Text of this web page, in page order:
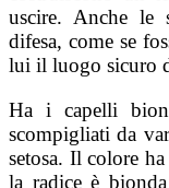
uscire. Anche le
difesa, come se
lui il luogo sicuro
Ha i capelli
scompigliati da
setosa. Il colore
la radice è